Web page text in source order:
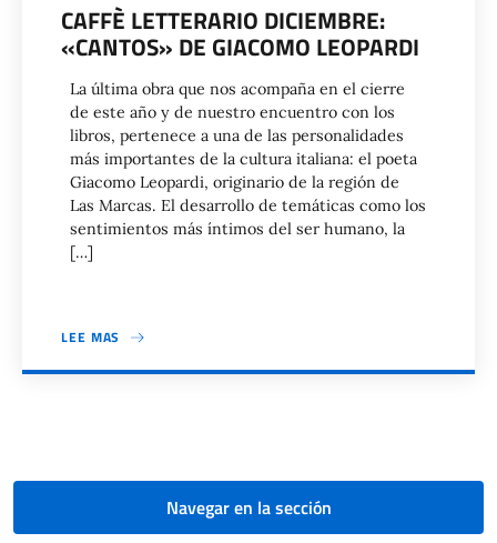
CAFFÈ LETTERARIO DICIEMBRE:
«CANTOS» DE GIACOMO LEOPARDI
La última obra que nos acompaña en el cierre
de este año y de nuestro encuentro con los
libros, pertenece a una de las personalidades
más importantes de la cultura italiana: el poeta
Giacomo Leopardi, originario de la región de
Las Marcas. El desarrollo de temáticas como los
sentimientos más íntimos del ser humano, la
[…]
LEE MAS
Navegar en la sección